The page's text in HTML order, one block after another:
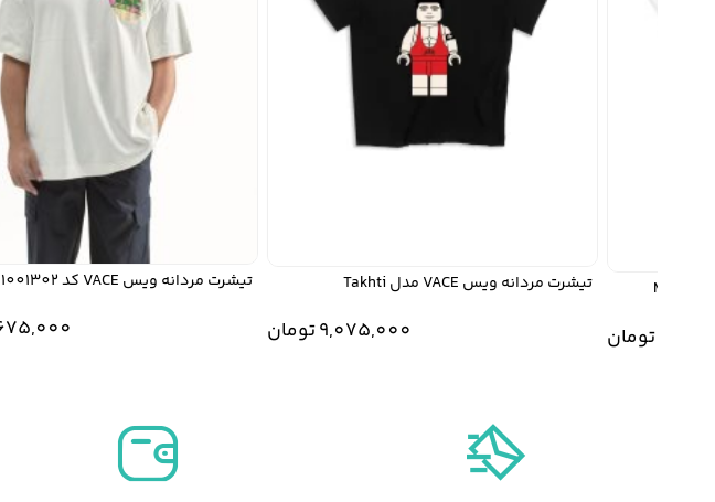
تومان
تیشرت مردانه ویس VACE مدل Takhti
9,075,000تومان
تیشرت مردانه ویس VACE کد VA-1001302